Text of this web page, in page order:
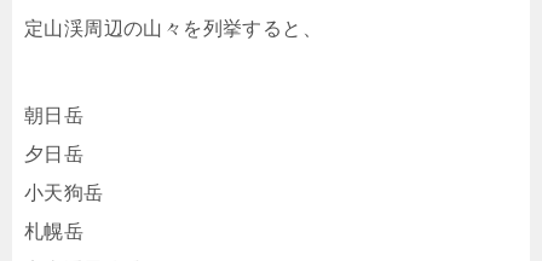
定山渓周辺の山々を列挙すると、
朝日岳
夕日岳
小天狗岳
札幌岳